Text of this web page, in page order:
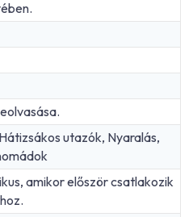
utazók, Nyaralás,
amikor először csatlakozik